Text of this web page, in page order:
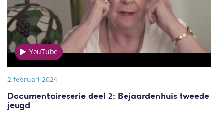
YouTube
2 februari 2024
Documentaireserie deel 2: Bejaardenhuis tweede
jeugd